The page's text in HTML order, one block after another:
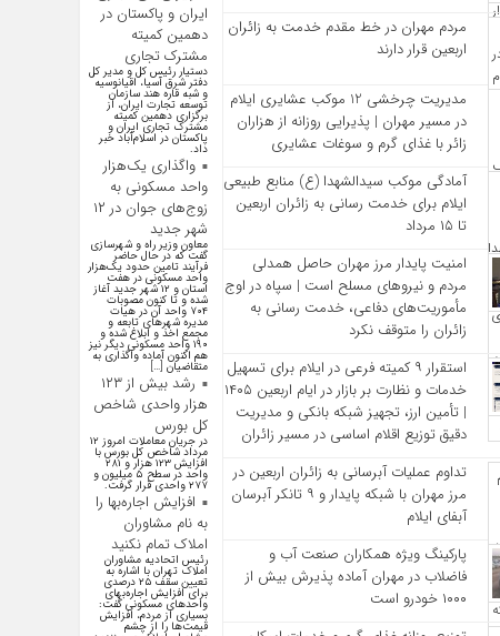
مردم مهران در خط مقدم خدمت به زائران
اربعین قرار دارند
مدیریت چرخشی 12 موکب‌ عشایری ایلام
در مسیر مهران | پذیرایی روزانه از هزاران
زائر با غذای گرم و سوغات عشایری
آمادگی موکب سیدالشهدا (ع) منابع طبیعی
ایلام برای خدمت‌ رسانی به زائران اربعین
تا ۱۵ مرداد
امنیت پایدار مرز مهران حاصل همدلی
مردم و نیروهای مسلح است | سپاه در اوج
مأموریت‌های دفاعی، خدمت‌ رسانی به
زائران را متوقف نکرد
استقرار ۹ کمیته فرعی در ایلام برای تسهیل
خدمات و نظارت بر بازار در ایام اربعین ۱۴۰۵
| تأمین ارز، تجهیز شبکه بانکی و مدیریت
دقیق توزیع اقلام اساسی در مسیر زائران
تداوم عملیات آبرسانی به زائران اربعین در
مرز مهران با شبکه پایدار و ۹ تانکر آبرسان
آبفای ایلام
پارکینگ ویژه همکاران صنعت آب و
فاضلاب در مهران آماده پذیرش بیش از
۱۰۰۰ خودرو است
ایران و پاکستان در
دهمین کمیته
مشترک تجاری
دستیار رئیس کل و مدیر کل
دفتر شرق آسیا، اقیانوسیه
و شبه قاره هند سازمان
توسعه تجارت ایران، از
برگزاری دهمین کمیته
مشترک تجاری ایران و
پاکستان در اسلام‌آباد خبر
داد.
واگذاری یک‌هزار
واحد مسکونی به
زوج‌های جوان در ۱۲
شهر جدید
معاون وزیر راه و شهرسازی
گفت که در حال حاضر
فرآیند تامین حدود یک‌هزار
واحد مسکونی در هفت
استان و ۱۲ شهر جدید آغاز
شده و تا کنون مصوبات
۷۰۴ واحد آن در هیات
مدیره شهرهای تابعه و
مجمع اخذ و ابلاغ شده و
۱۹۰ واحد مسکونی دیگر نیز
هم اکنون آماده واگذاری به
متقاضیان […]
رشد بیش از ۱۲۳
هزار واحدی شاخص
کل بورس
در جریان معاملات امروز ۱۲
مرداد شاخص کل بورس با
افزایش ۱۲۳ هزار و ۲۸۱
واحد در سطح ۵ میلیون و
۲۷۷ واحدی قرار گرفت.
افزایش اجاره‌بها را
به نام مشاوران
املاک تمام نکنید
رئیس اتحادیه مشاوران
املاک تهران با اشاره به
تعیین سقف ۲۵ درصدی
برای افزایش اجاره‌بهای
واحد‌های مسکونی گفت:
بسیاری از مردم، افزایش
قیمت‌ها را از چشم